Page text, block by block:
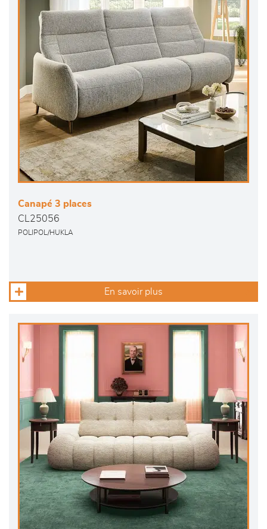
Canapé 3 places
CL25056
POLIPOL/HUKLA
En savoir plus